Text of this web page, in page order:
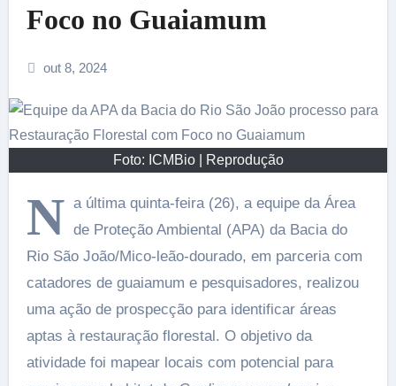
Foco no Guaiamum
out 8, 2024
Foto: ICMBio | Reprodução
N a última quinta-feira (26), a equipe da Área
de Proteção Ambiental (APA) da Bacia do
Rio São João/Mico-leão-dourado, em parceria com
catadores de guaiamum e pesquisadores, realizou
uma ação de prospecção para identificar áreas
aptas à restauração florestal. O objetivo da
atividade foi mapear locais com potencial para